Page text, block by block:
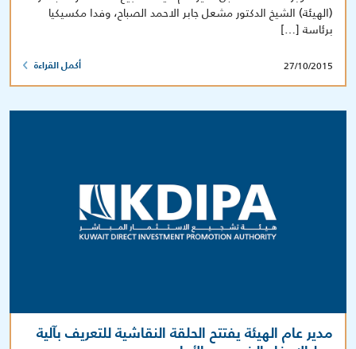
(الهيئة) الشيخ الدكتور مشعل جابر الاحمد الصباح، وفدا مكسيكيا
برئاسة […]
27/10/2015 أكمل القراءة
مدير عام الهيئة يفتتح الحلقة النقاشية للتعريف بآلية